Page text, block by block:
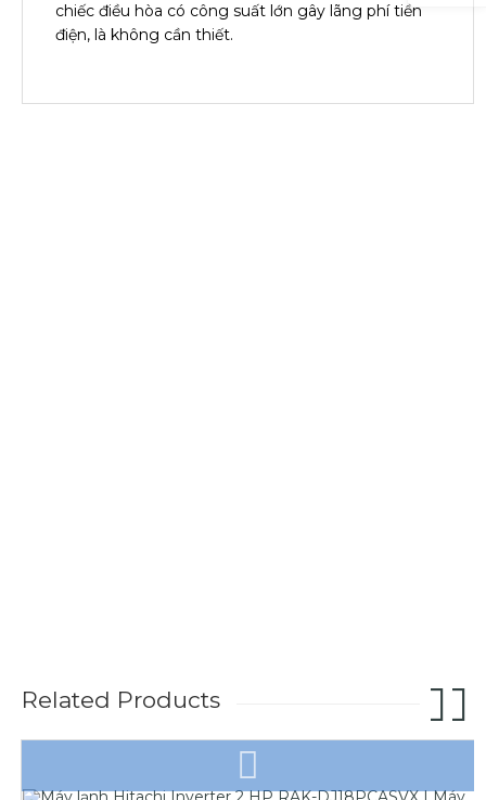
chiếc điều hòa có công suất lớn gây lãng phí tiền
điện, là không cần thiết.
Related Products